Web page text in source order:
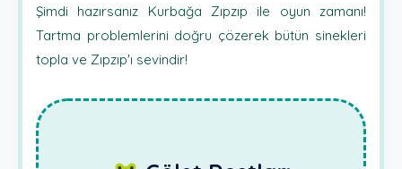
Şimdi hazırsanız Kurbağa Zıpzıp ile oyun zamanı!
Tartma problemlerini doğru çözerek bütün sinekleri
topla ve Zıpzıp'ı sevindir!